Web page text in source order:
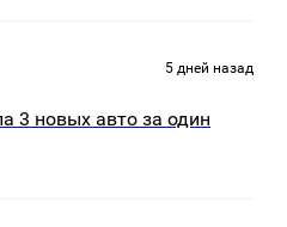
5 дней назад
3 новых авто за один